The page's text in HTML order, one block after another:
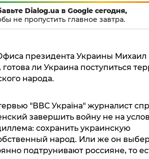
Dialog.ua в Google сегодня,
не пропустить главное завтра.
президента Украины Михаил
готова ли Украина поступиться
народа.
"ВВС Україна" журналист
завершить войну не на
сохранить украинскую
народ. Или же он
подтрунивают россияне, то